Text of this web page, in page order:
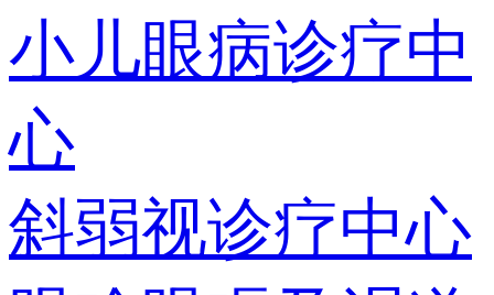
小儿眼病诊疗中
心
斜弱视诊疗中心